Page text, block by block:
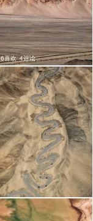
喜欢 4评论